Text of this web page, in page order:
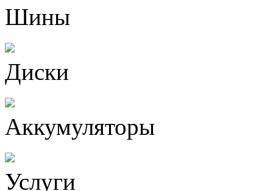
Шины
Диски
Аккумуляторы
Услуги